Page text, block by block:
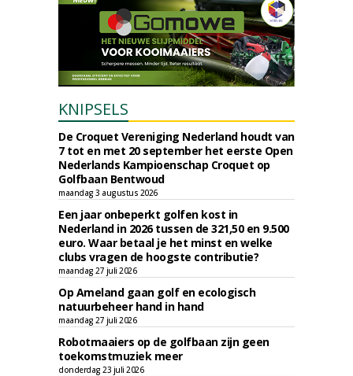
KNIPSELS
De Croquet Vereniging Nederland houdt van
7 tot en met 20 september het eerste Open
Nederlands Kampioenschap Croquet op
Golfbaan Bentwoud
maandag 3 augustus 2026
Een jaar onbeperkt golfen kost in
Nederland in 2026 tussen de 321,50 en 9.500
euro. Waar betaal je het minst en welke
clubs vragen de hoogste contributie?
maandag 27 juli 2026
Op Ameland gaan golf en ecologisch
natuurbeheer hand in hand
maandag 27 juli 2026
Robotmaaiers op de golfbaan zijn geen
toekomstmuziek meer
donderdag 23 juli 2026